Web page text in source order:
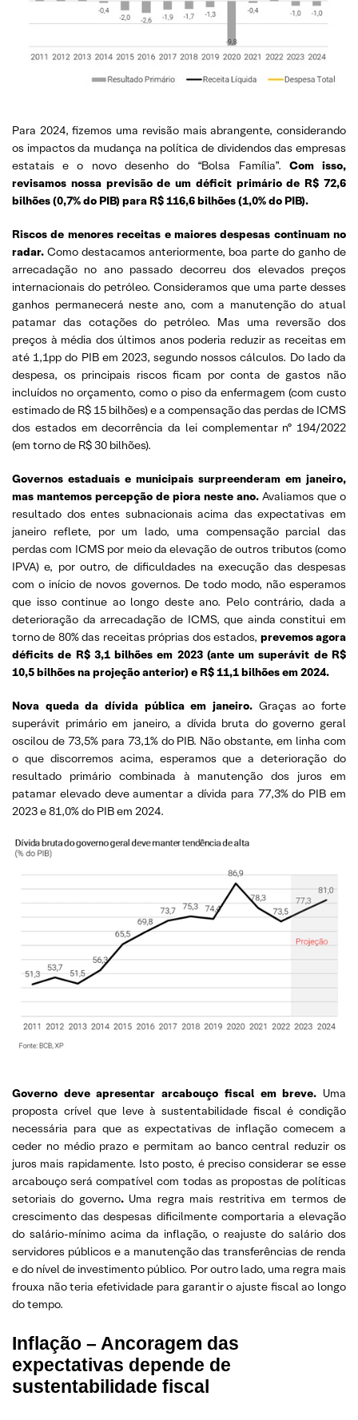
Para 2024, fizemos uma revisão mais abrangente, considerando
os impactos da mudança na política de dividendos das empresas
estatais e o novo desenho do “Bolsa Família”. Com isso,
revisamos nossa previsão de um déficit primário de R$ 72,6
bilhões (0,7% do PIB) para R$ 116,6 bilhões (1,0% do PIB).
Riscos de menores receitas e maiores despesas continuam no
radar. Como destacamos anteriormente, boa parte do ganho de
arrecadação no ano passado decorreu dos elevados preços
internacionais do petróleo. Consideramos que uma parte desses
ganhos permanecerá neste ano, com a manutenção do atual
patamar das cotações do petróleo. Mas uma reversão dos
preços à média dos últimos anos poderia reduzir as receitas em
até 1,1pp do PIB em 2023, segundo nossos cálculos. Do lado da
despesa, os principais riscos ficam por conta de gastos não
incluídos no orçamento, como o piso da enfermagem (com custo
estimado de R$ 15 bilhões) e a compensação das perdas de ICMS
dos estados em decorrência da lei complementar nº 194/2022
(em torno de R$ 30 bilhões).
Governos estaduais e municipais surpreenderam em janeiro,
mas mantemos percepção de piora neste ano. Avaliamos que o
resultado dos entes subnacionais acima das expectativas em
janeiro reflete, por um lado, uma compensação parcial das
perdas com ICMS por meio da elevação de outros tributos (como
IPVA) e, por outro, de dificuldades na execução das despesas
com o início de novos governos. De todo modo, não esperamos
que isso continue ao longo deste ano. Pelo contrário, dada a
deterioração da arrecadação de ICMS, que ainda constitui em
torno de 80% das receitas próprias dos estados, prevemos agora
déficits de R$ 3,1 bilhões em 2023 (ante um superávit de R$
10,5 bilhões na projeção anterior) e R$ 11,1 bilhões em 2024.
Nova queda da dívida pública em janeiro. Graças ao forte
superávit primário em janeiro, a dívida bruta do governo geral
oscilou de 73,5% para 73,1% do PIB. Não obstante, em linha com
o que discorremos acima, esperamos que a deterioração do
resultado primário combinada à manutenção dos juros em
patamar elevado deve aumentar a dívida para 77,3% do PIB em
2023 e 81,0% do PIB em 2024.
Governo deve apresentar arcabouço fiscal em breve. Uma
proposta crível que leve à sustentabilidade fiscal é condição
necessária para que as expectativas de inflação comecem a
ceder no médio prazo e permitam ao banco central reduzir os
juros mais rapidamente. Isto posto, é preciso considerar se esse
arcabouço será compatível com todas as propostas de políticas
setoriais do governo.Uma regra mais restritiva em termos de
crescimento das despesas dificilmente comportaria a elevação
do salário-mínimo acima da inflação, o reajuste do salário dos
servidores públicos e a manutenção das transferências de renda
e do nível de investimento público. Por outro lado, uma regra mais
frouxa não teria efetividade para garantir o ajuste fiscal ao longo
do tempo.
Inflação – Ancoragem das
expectativas depende de
sustentabilidade fiscal